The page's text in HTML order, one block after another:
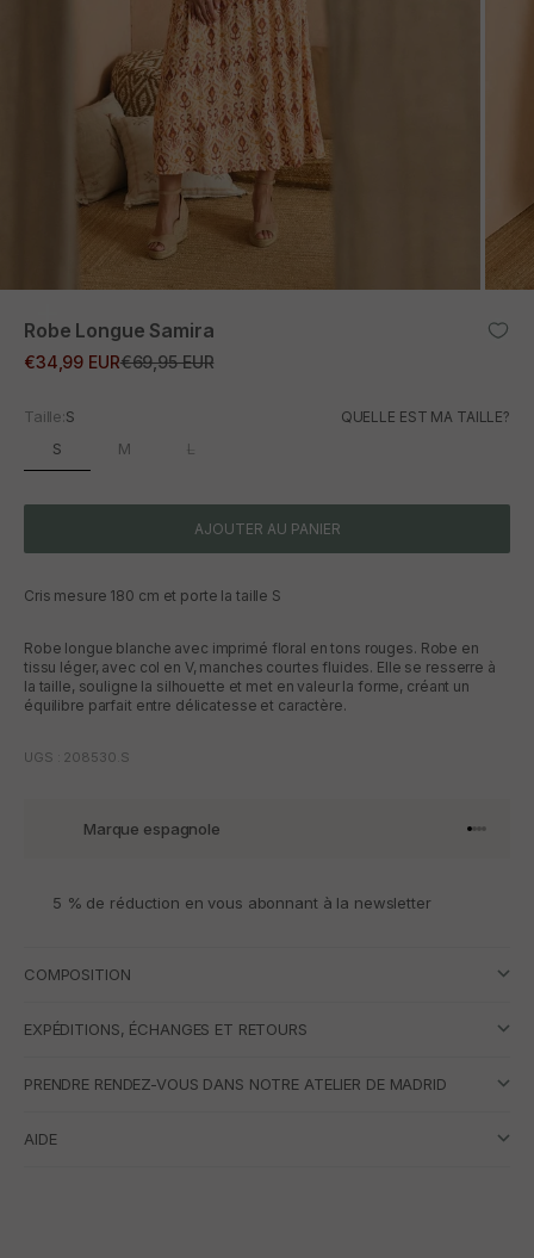
Robe Longue Samira
Prix promotionnel
€34,99 EURPrix normal
€69,95 EUR
Taille:S QUELLE EST MA TAILLE?
S M L
AJOUTER AU PANIER
Cris mesure 180 cm et porte la taille S
Robe longue blanche avec imprimé floral en tons rouges. Robe en
tissu léger, avec col en V, manches courtes fluides. Elle se resserre à
la taille, souligne la silhouette et met en valeur la forme, créant un
équilibre parfait entre délicatesse et caractère.
UGS : 208530.S
Marque espagnole Aller à
Aller à
Aller à
Aller
5 % de réduction en vous abonnant à la newsletter
COMPOSITION
EXPÉDITIONS, ÉCHANGES ET RETOURS
PRENDRE RENDEZ-VOUS DANS NOTRE ATELIER DE MADRID
AIDE